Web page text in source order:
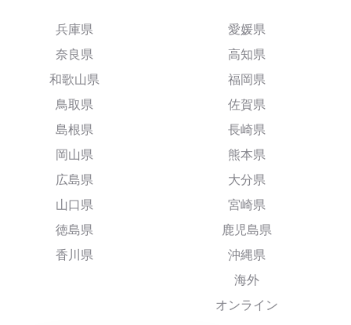
兵庫県
奈良県
和歌山県
鳥取県
島根県
岡山県
広島県
山口県
徳島県
香川県
愛媛県
高知県
福岡県
佐賀県
長崎県
熊本県
大分県
宮崎県
鹿児島県
沖縄県
海外
オンライン